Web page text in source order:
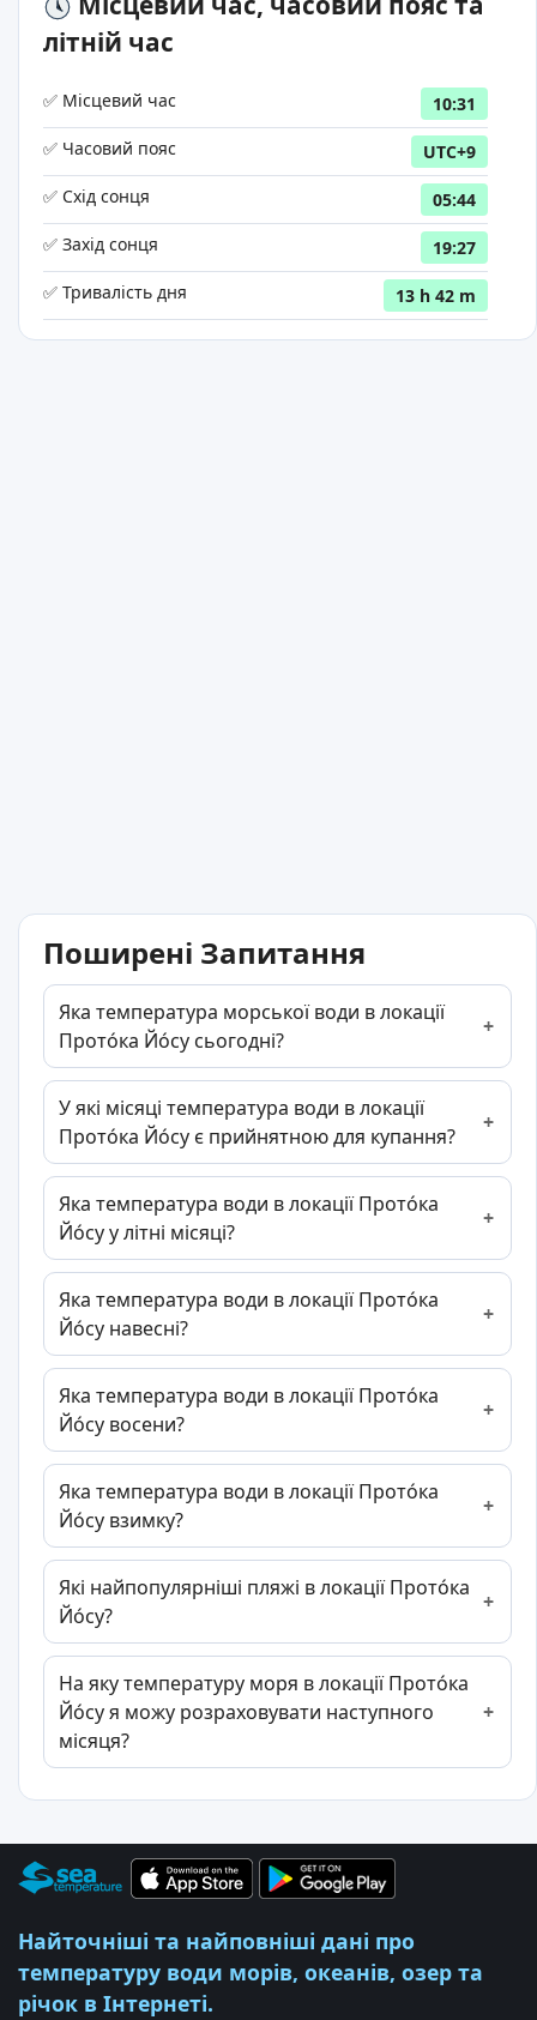
літній час
✅ Місцевий час
10:31
✅ Часовий пояс
UTC+9
✅ Схід сонця
05:44
✅ Захід сонця
19:27
✅ Тривалість дня
13 h 42 m
Поширені Запитання
Яка температура морської води в локації
Прото́ка Йо́су сьогодні?
У які місяці температура води в локації
Прото́ка Йо́су є прийнятною для купання?
Яка температура води в локації Прото́ка
Йо́су у літні місяці?
Яка температура води в локації Прото́ка
Йо́су навесні?
Яка температура води в локації Прото́ка
Йо́су восени?
Яка температура води в локації Прото́ка
Йо́су взимку?
Які найпопулярніші пляжі в локації Прото́ка
Йо́су?
На яку температуру моря в локації Прото́ка
Йо́су я можу розраховувати наступного
місяця?
Найточніші та найповніші дані про
температуру води морів, океанів, озер та
річок в Інтернеті.